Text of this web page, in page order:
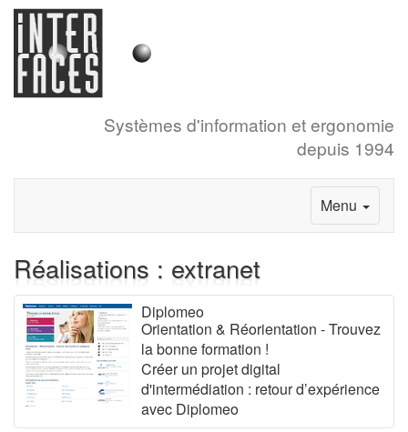
Systèmes d'information et ergonomie
depuis 1994
Menu
Réalisations : extranet
Diplomeo
Orientation & Réorientation - Trouvez
la bonne formation !
Créer un projet digital
d'intermédiation : retour d’expérience
avec Diplomeo